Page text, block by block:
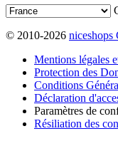
© 2010-2026 niceshops
Mentions légales
Protection des
Conditions
Déclaration
Paramètres de
Résiliation des